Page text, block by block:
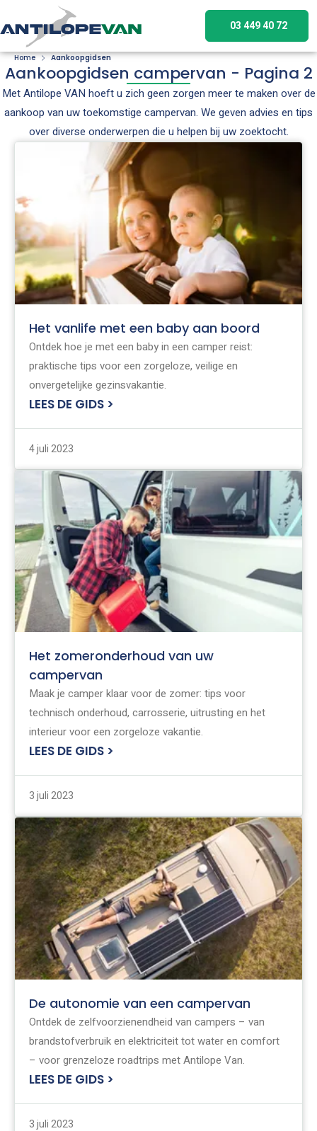
03 449 40 72
Home Aankoopgidsen
Aankoopgidsen campervan - Pagina 2
Met Antilope VAN hoeft u zich geen zorgen meer te maken over de
aankoop van uw toekomstige campervan. We geven advies en tips
over diverse onderwerpen die u helpen bij uw zoektocht.
Het vanlife met een baby aan boord
Ontdek hoe je met een baby in een camper reist:
praktische tips voor een zorgeloze, veilige en
onvergetelijke gezinsvakantie.
LEES DE GIDS >
4 juli 2023
Het zomeronderhoud van uw
campervan
Maak je camper klaar voor de zomer: tips voor
technisch onderhoud, carrosserie, uitrusting en het
interieur voor een zorgeloze vakantie.
LEES DE GIDS >
3 juli 2023
De autonomie van een campervan
Ontdek de zelfvoorzienendheid van campers – van
brandstofverbruik en elektriciteit tot water en comfort
– voor grenzeloze roadtrips met Antilope Van.
LEES DE GIDS >
3 juli 2023